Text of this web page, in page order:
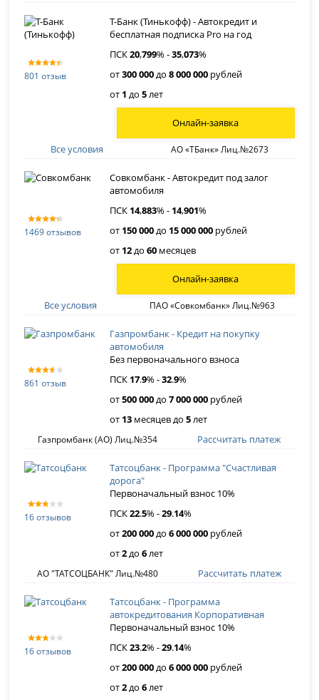
801 отзыв
Т-Банк (Тинькофф) - Автокредит и
бесплатная подписка Pro на год
ПСК20,799% -35,073%
от300 000до8 000 000 рублей
от 1 до5лет
Все условия АО «ТБанк» Лиц.№2673
Онлайн-заявка
1469 отзывов
Совкомбанк - Автокредит под залог
автомобиля
ПСК 14,883% - 14,901%
от 150 000до 15 000 000 рублей
от 12до60 месяцев
Все условия ПАО «Совкомбанк» Лиц.№963
Онлайн-заявка
861 отзыв
Газпромбанк - Кредит на покупку
автомобиля
Без первоначального взноса
ПСК 17.9% -32.9%
от500 000до7 000 000 рублей
от 13 месяцев до5лет
Газпромбанк (АО) Лиц.№354 Рассчитать платеж
16 отзывов
Татсоцбанк - Программа "Счастливая
дорога"
Первоначальный взнос 10%
ПСК22.5% -29.14%
от200 000до6 000 000 рублей
от2до6лет
АО "ТАТСОЦБАНК" Лиц.№480 Рассчитать платеж
16 отзывов
Татсоцбанк - Программа
автокредитования Корпоративная
Первоначальный взнос 10%
ПСК23.2% -29.14%
от200 000до6 000 000 рублей
от2до6лет